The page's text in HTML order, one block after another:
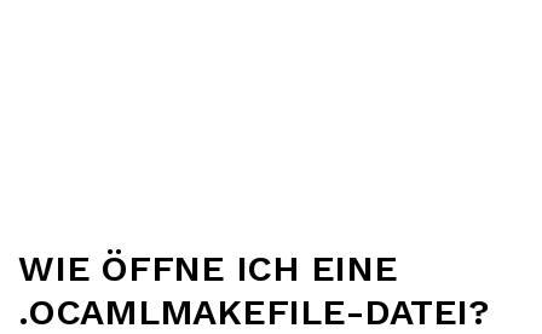
WIE ÖFFNE ICH EINE
.OCAMLMAKEFILE-DATEI?